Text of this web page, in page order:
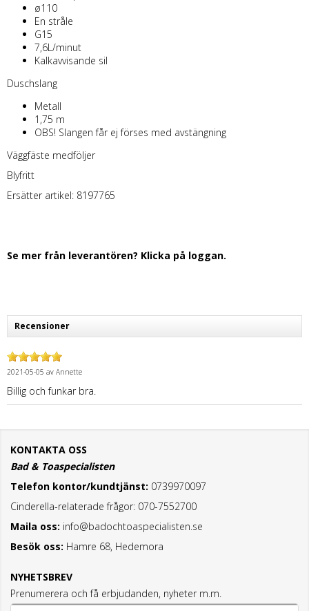
ø110
En stråle
G15
7,6L/minut
Kalkavvisande sil
Duschslang
Metall
1,75 m
OBS! Slangen får ej förses med avstängning
Väggfäste medföljer
Blyfritt
Ersätter artikel: 8197765
Se mer från leverantören? Klicka på loggan.
Recensioner
2021-05-05 av Annette
Billig och funkar bra.
KONTAKTA OSS
Bad & Toaspecialisten
Telefon kontor/kundtjänst: 0739970097
Cinderella-relaterade frågor: 070-7552700
Maila oss: info@badochtoaspecialisten.se
Besök oss: Hamre 68, Hedemora
NYHETSBREV
Prenumerera och få erbjudanden, nyheter m.m.